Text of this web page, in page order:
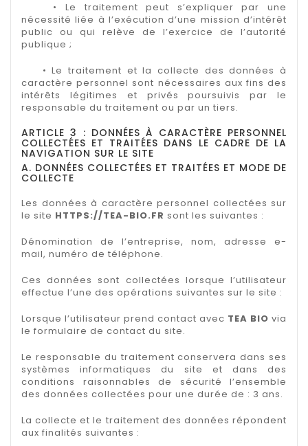
• Le traitement peut s’expliquer par une
nécessité liée à l’exécution d’une mission d’intérêt
public ou qui relève de l’exercice de l’autorité
publique ;
• Le traitement et la collecte des données à
caractère personnel sont nécessaires aux fins des
intérêts légitimes et privés poursuivis par le
responsable du traitement ou par un tiers.
ARTICLE 3 : DONNÉES À CARACTÈRE PERSONNEL
COLLECTÉES ET TRAITÉES DANS LE CADRE DE LA
NAVIGATION SUR LE SITE
A. DONNÉES COLLECTÉES ET TRAITÉES ET MODE DE
COLLECTE
Les données à caractère personnel collectées sur
le site HTTPS://TEA-BIO.FR sont les suivantes :
Dénomination de l’entreprise, nom, adresse e-
mail, numéro de téléphone.
Ces données sont collectées lorsque l’utilisateur
effectue l’une des opérations suivantes sur le site :
Lorsque l’utilisateur prend contact avec TEA BIO via
le formulaire de contact du site.
Le responsable du traitement conservera dans ses
systèmes informatiques du site et dans des
conditions raisonnables de sécurité l’ensemble
des données collectées pour une durée de : 3 ans.
La collecte et le traitement des données répondent
aux finalités suivantes :